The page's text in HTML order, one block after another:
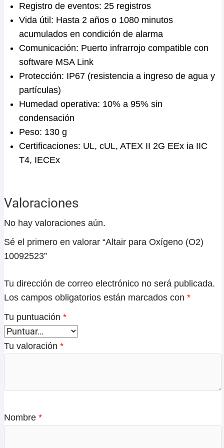
Registro de eventos: 25 registros
Vida útil: Hasta 2 años o 1080 minutos
acumulados en condición de alarma
Comunicación: Puerto infrarrojo compatible con
software MSA Link
Protección: IP67 (resistencia a ingreso de agua y
partículas)
Humedad operativa: 10% a 95% sin
condensación
Peso: 130 g
Certificaciones: UL, cUL, ATEX II 2G EEx ia IIC
T4, IECEx
Valoraciones
No hay valoraciones aún.
Sé el primero en valorar “Altair para Oxígeno (O2)
10092523”
Tu dirección de correo electrónico no será publicada.
Los campos obligatorios están marcados con *
Tu puntuación *
Tu valoración *
Nombre *